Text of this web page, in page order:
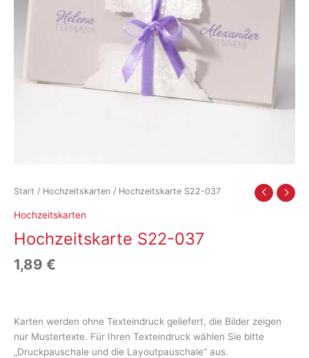
Start / Hochzeitskarten / Hochzeitskarte S22-037
Hochzeitskarten
Hochzeitskarte S22-037
1,89 €
Karten werden ohne Texteindruck geliefert, die Bilder zeigen
nur Mustertexte. Für Ihren Texteindruck wählen Sie bitte
„Druckpauschale und die Layoutpauschale“ aus.